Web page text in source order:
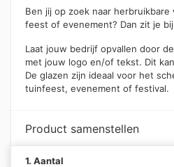
Ben jij op zoek naar
feest of evenement? Dan zit je
Laat jouw bedrijf opvallen door
met jouw logo en/of tekst. Dit
De glazen zijn ideaal voor het
tuinfeest, evenement of festival.
Product samenstellen
1. Aantal